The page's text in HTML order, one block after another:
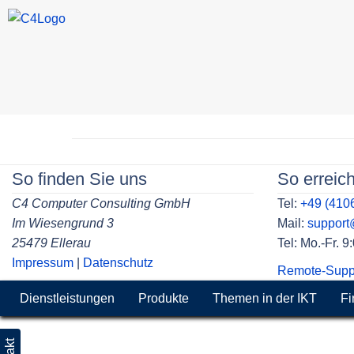
So finden Sie uns
C4 Computer Consulting GmbH
Im Wiesengrund 3
25479 Ellerau
Impressum
Datenschutz
So
Tel: +49
Mail:
Tel: Mo.-Fr.
Remote-
Dienstleistungen Produkte Themen in der IKT